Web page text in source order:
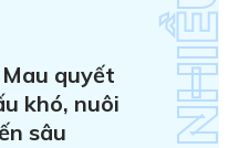
quyết
khó, nuôi
sâu